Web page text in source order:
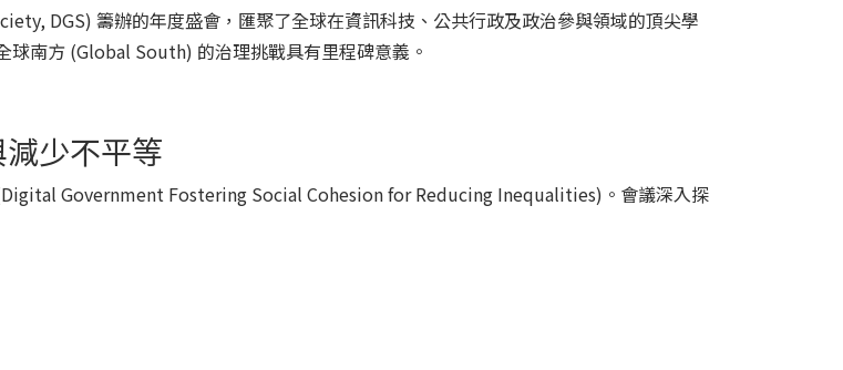
DGS) 籌辦的年度盛會，匯聚了全球在資訊科技、公共行政及政治參與領域的頂尖學
南方 (Global South) 的治理挑戰具有里程碑意義。
少不平等
Government Fostering Social Cohesion for Reducing Inequalities)。會議深入探